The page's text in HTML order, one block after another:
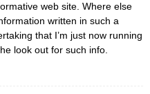
web site. Where else
written in such a
that I’m just now running
look out for such info.